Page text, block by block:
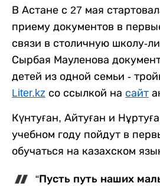
В Астане с 27 мая
приему документов в
связи в столичную школу-
Сырбая Мауленова
детей из одной семьи -
Liter.kz со ссылкой на сайт
Күнтуған, Айтуған и
учебном году пойдут в
обучаться на казахском
“Пусть путь наших